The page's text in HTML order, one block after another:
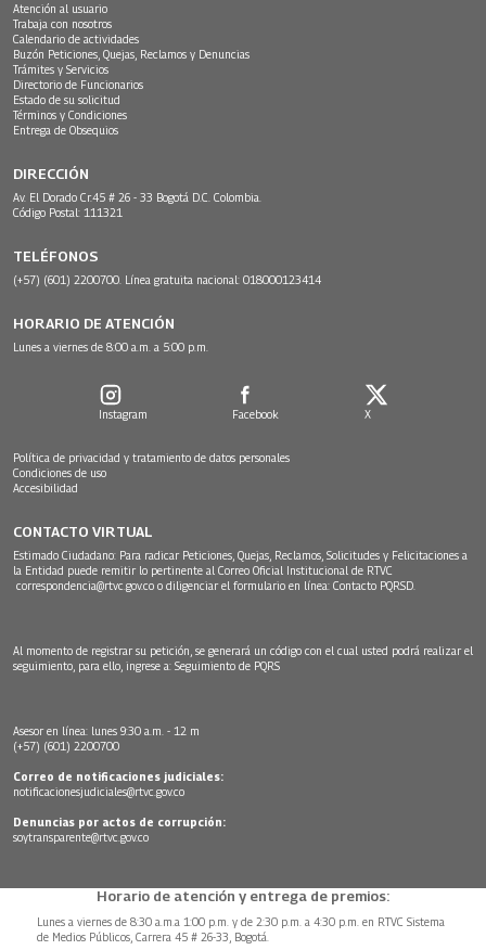
Atención al usuario
Trabaja con nosotros
Calendario de actividades
Buzón Peticiones, Quejas, Reclamos y Denuncias
Trámites y Servicios
Directorio de Funcionarios
Estado de su solicitud
Términos y Condiciones
Entrega de Obsequios
DIRECCIÓN
Av. El Dorado Cr.45 # 26 - 33 Bogotá D.C. Colombia.
Código Postal: 111321
TELÉFONOS
(+57) (601) 2200700. Línea gratuita nacional: 018000123414
HORARIO DE ATENCIÓN
Lunes a viernes de 8:00 a.m. a 5:00 p.m.
Instagram Facebook X
Política de privacidad y tratamiento de datos personales
Condiciones de uso
Accesibilidad
CONTACTO VIRTUAL
Estimado Ciudadano: Para radicar Peticiones, Quejas, Reclamos, Solicitudes y Felicitaciones a
la Entidad puede remitir lo pertinente al Correo Oficial Institucional de RTVC
correspondencia@rtvc.gov.co o diligenciar el formulario en línea: Contacto PQRSD.
Al momento de registrar su petición, se generará un código con el cual usted podrá realizar el
seguimiento, para ello, ingrese a: Seguimiento de PQRS
Asesor en línea: lunes 9:30 a.m. - 12 m
(+57) (601) 2200700
Correo de notificaciones judiciales:
notificacionesjudiciales@rtvc.gov.co
Denuncias por actos de corrupción:
soytransparente@rtvc.gov.co
Horario de atención y entrega de premios:
Lunes a viernes de 8:30 a.m.a 1:00 p.m. y de 2:30 p.m. a 4:30 p.m. en RTVC Sistema
de Medios Públicos, Carrera 45 # 26-33, Bogotá.